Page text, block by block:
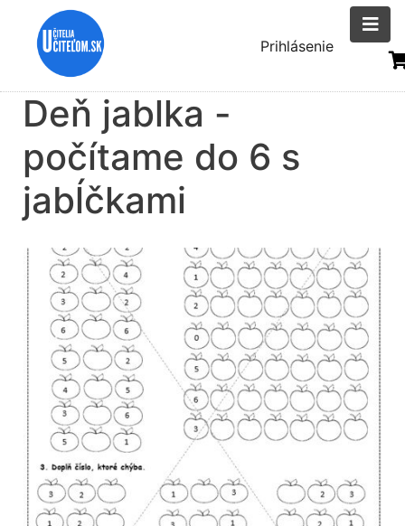
Menu
Prihlásenie
Deň jablka -
počítame do 6 s
jabĺčkami